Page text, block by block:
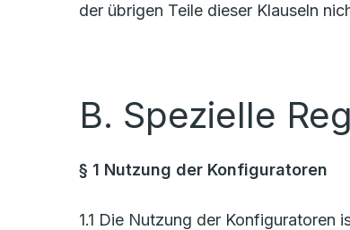
der übrigen Teile dieser Klauseln
B. Spezielle
§ 1 Nutzung der Konfiguratoren
1.1 Die Nutzung der Konfiguratoren